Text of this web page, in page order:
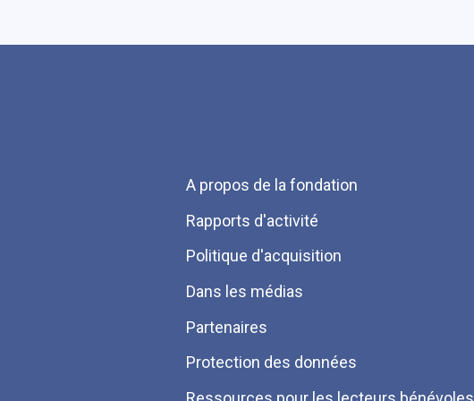
Menu
Pied
de
page
A propos de la fondation
Rapports d'activité
Politique d'acquisition
Dans les médias
Partenaires
Protection des données